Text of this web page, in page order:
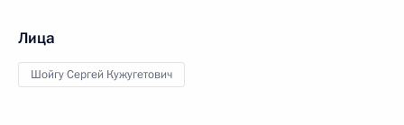
Лица
Шойгу Сергей Кужугетович